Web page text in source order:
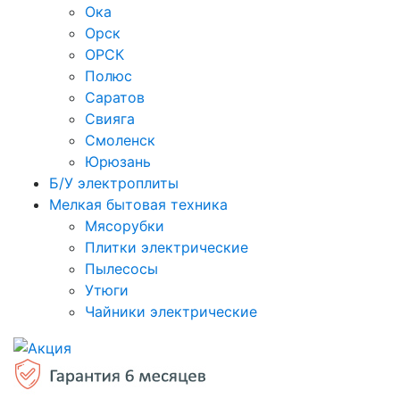
Ока
Орск
ОРСК
Полюс
Саратов
Свияга
Смоленск
Юрюзань
Б/У электроплиты
Мелкая бытовая техника
Мясорубки
Плитки электрические
Пылесосы
Утюги
Чайники электрические